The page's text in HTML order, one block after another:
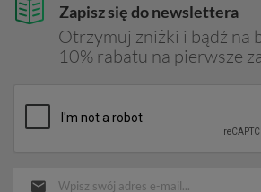
Zapisz się do newslettera
Otrzymuj zniżki i bądź na
10% rabatu na pierwsze